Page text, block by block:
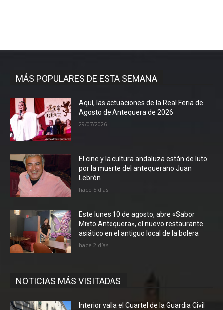
MÁS POPULARES DE ESTA SEMANA
Aquí, las actuaciones de la Real Feria de
Agosto de Antequera de 2026
29/07/2026
El cine y la cultura andaluza están de luto
por la muerte del antequerano Juan
Lebrón
hace 5 días
Este lunes 10 de agosto, abre «Sabor
Mixto Antequera», el nuevo restaurante
asiático en el antiguo local de la bolera
hace 2 días
NOTICIAS MÁS VISITADAS
Interior valla el Cuartel de la Guardia Civil